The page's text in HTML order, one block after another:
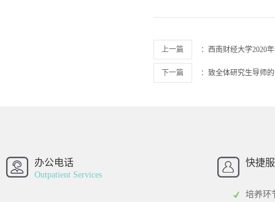
上一篇 ： 西南财经大学2020
下一篇 ： 致全体研究生导师
招办
办公电话
Outpatient Services
快捷
培养环